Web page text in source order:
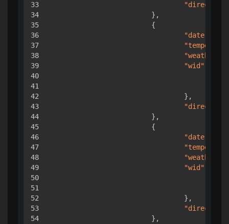
33
34
35
36
37
38
39
40
41
42
43
44
45
46
47
48
49
50
51
52
53
54
"direct"
} ,
{
"date"
"weather"
"wid"
} ,
"direct"
} ,
{
"date"
"weather"
"wid"
} ,
"direct"
} ,